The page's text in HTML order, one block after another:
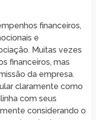
financeiros,
e
Muitas vezes
financeiros, mas
da empresa.
claramente como
com seus
considerando o